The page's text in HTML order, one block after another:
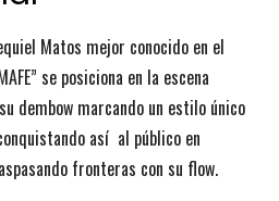
Matos mejor conocido en el
se posiciona en la escena
dembow marcando un estilo único
así al público en
fronteras con su flow.